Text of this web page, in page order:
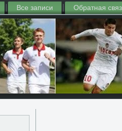
Все записи Обратная